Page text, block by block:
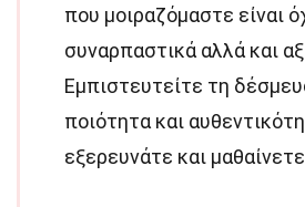
που μοιραζόμαστε είναι
συναρπαστικά αλλά και
Εμπιστευτείτε τη
ποιότητα και
εξερευνάτε και